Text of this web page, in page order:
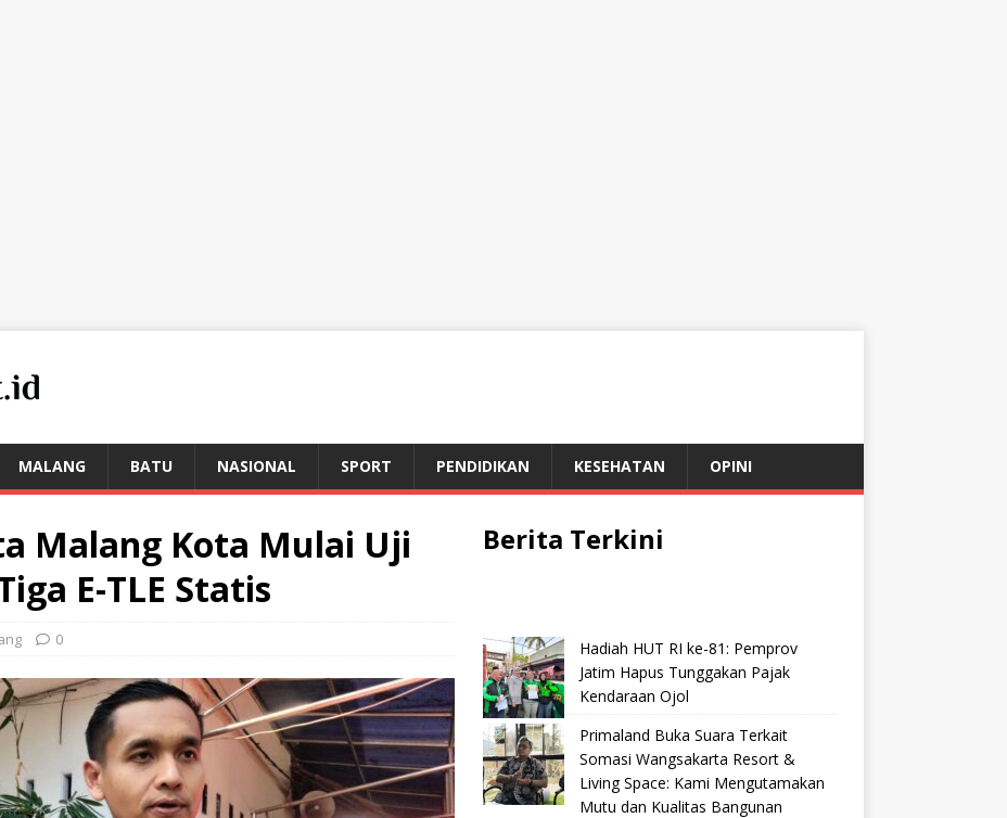
MALANG BATU NASIONAL SPORT PENDIDIKAN KESEHATAN OPINI
Malang Kota Mulai Uji
E-TLE Statis
0
Berita Terkini
Hadiah HUT RI ke-81: Pemprov
Jatim Hapus Tunggakan Pajak
Kendaraan Ojol
Primaland Buka Suara Terkait
Somasi Wangsakarta Resort &
Living Space: Kami Mengutamakan
Mutu dan Kualitas Bangunan